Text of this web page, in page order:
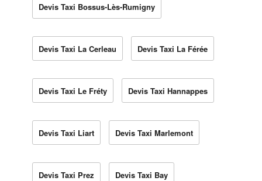
Devis Taxi Bossus-Lès-Rumigny
Devis Taxi La Cerleau Devis Taxi La Férée
Devis Taxi Le Fréty Devis Taxi Hannappes
Devis Taxi Liart Devis Taxi Marlemont
Devis Taxi Prez Devis Taxi Bay